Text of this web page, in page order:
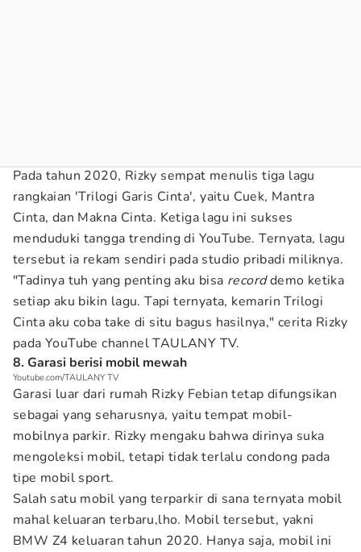
Pada tahun 2020, Rizky sempat menulis tiga lagu
rangkaian 'Trilogi Garis Cinta', yaitu Cuek, Mantra
Cinta, dan Makna Cinta. Ketiga lagu ini sukses
menduduki tangga trending di YouTube. Ternyata, lagu
tersebut ia rekam sendiri pada studio pribadi miliknya.
"Tadinya tuh yang penting aku bisa recorddemo ketika
setiap aku bikin lagu. Tapi ternyata, kemarin Trilogi
Cinta aku coba take di situ bagus hasilnya," cerita Rizky
pada YouTube channel TAULANY TV.
8. Garasi berisi mobil mewah
Youtube.com/TAULANY TV
Garasi luar dari rumah Rizky Febian tetap difungsikan
sebagai yang seharusnya, yaitu tempat mobil-
mobilnya parkir. Rizky mengaku bahwa dirinya suka
mengoleksi mobil, tetapi tidak terlalu condong pada
tipe mobil sport.
Salah satu mobil yang terparkir di sana ternyata mobil
mahal keluaran terbaru,lho. Mobil tersebut, yakni
BMW Z4 keluaran tahun 2020. Hanya saja, mobil ini